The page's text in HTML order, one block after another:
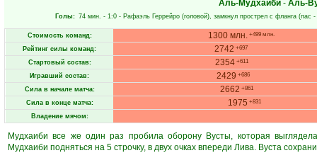
Аль-Мудхаиби- Аль-
Голы: 74 мин. - 1:0 - Рафаэль Геррейро (головой), замкнул прострел с фланга (пас -
Стоимость команд: 1300 млн. +499 млн.
Рейтинг силы команд: 2742 +697
Стартовый состав: 2354 +611
Игравший состав: 2429 +686
Сила в начале матча: 2662 +861
Сила в конце матча: 1975 +831
Владение мячом:
Мудхаиби все же один раз пробила оборону Вусты, которая
Мудхаиби подняться на 5 строчку, в двух очках впереди Лива. Вуста